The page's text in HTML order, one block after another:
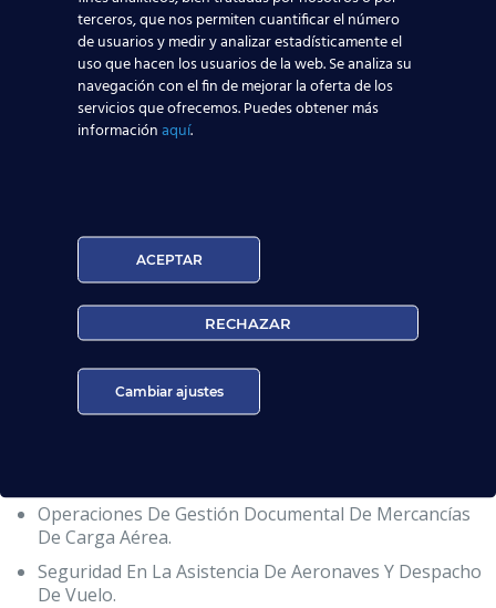
preparamos a nuestros alumnos para que puedan
realizar lasactividades esencialesque habitualmente
requiere este puesto de trabajo:
Organización Y Comunicación En El Entorno
Aeropuerto.
MMPP En La Atención a Pasajeros. Obtención Del
Carnet Oficial Categoría 9.
Información A Usuarios Sobre Vuelos Y Servicios
Aeroportuarios.
Atención A Pasajeros En Los Servicios De Facturación
De Vuelo Y Embarque.
Atención A Pasajeros De Trato Diferenciado.
Operaciones De Gestión Documental De Mercancías
De Carga Aérea.
Seguridad En La Asistencia De Aeronaves Y Despacho
De Vuelo.
terceros, que nos permiten cuantificar el número
de usuarios y medir y analizar estadísticamente el
uso que hacen los usuarios de la web. Se analiza su
navegación con el fin de mejorar la oferta de los
servicios que ofrecemos. Puedes obtener más
informaciónaquí.
ACEPTAR
RECHAZAR
Cambiar ajustes